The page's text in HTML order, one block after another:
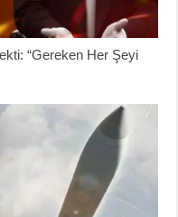
“Gereken Her Şeyi